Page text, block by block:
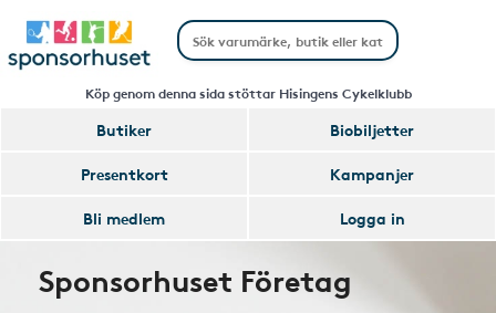
Köp genom denna sida stöttar Hisingens Cykelklubb
Butiker
Biobiljetter
Presentkort
Kampanjer
Bli medlem
Logga in
Sponsorhuset Företag